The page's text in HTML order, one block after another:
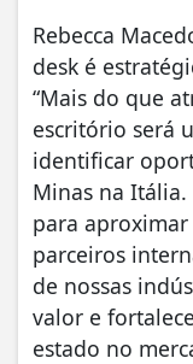
Rebecca
desk é
“Mais do que
escritório será
identificar
Minas na Itália.
para
parceiros
de nossas
valor e
estado no